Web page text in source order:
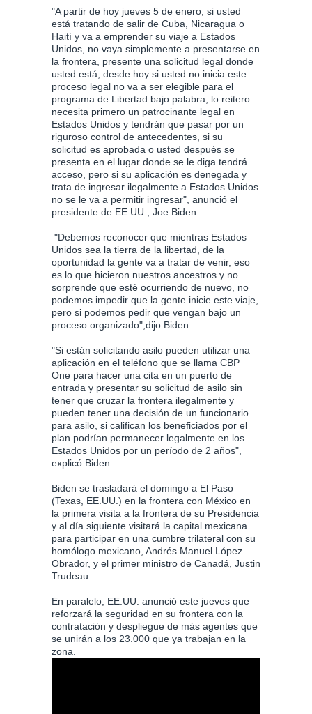
"A partir de hoy jueves 5 de enero, si usted
está tratando de salir de Cuba, Nicaragua o
Haití y va a emprender su viaje a Estados
Unidos, no vaya simplemente a presentarse en
la frontera, presente una solicitud legal donde
usted está, desde hoy si usted no inicia este
proceso legal no va a ser elegible para el
programa de Libertad bajo palabra, lo reitero
necesita primero un patrocinante legal en
Estados Unidos y tendrán que pasar por un
riguroso control de antecedentes, si su
solicitud es aprobada o usted después se
presenta en el lugar donde se le diga tendrá
acceso, pero si su aplicación es denegada y
trata de ingresar ilegalmente a Estados Unidos
no se le va a permitir ingresar", anunció el
presidente de EE.UU., Joe Biden.
"Debemos reconocer que mientras Estados
Unidos sea la tierra de la libertad, de la
oportunidad la gente va a tratar de venir, eso
es lo que hicieron nuestros ancestros y no
sorprende que esté ocurriendo de nuevo, no
podemos impedir que la gente inicie este viaje,
pero si podemos pedir que vengan bajo un
proceso organizado",dijo Biden.
"Si están solicitando asilo pueden utilizar una
aplicación en el teléfono que se llama CBP
One para hacer una cita en un puerto de
entrada y presentar su solicitud de asilo sin
tener que cruzar la frontera ilegalmente y
pueden tener una decisión de un funcionario
para asilo, si califican los beneficiados por el
plan podrían permanecer legalmente en los
Estados Unidos por un período de 2 años",
explicó Biden.
Biden se trasladará el domingo a El Paso
(Texas, EE.UU.) en la frontera con México en
la primera visita a la frontera de su Presidencia
y al día siguiente visitará la capital mexicana
para participar en una cumbre trilateral con su
homólogo mexicano, Andrés Manuel López
Obrador, y el primer ministro de Canadá, Justin
Trudeau.
En paralelo, EE.UU. anunció este jueves que
reforzará la seguridad en su frontera con la
contratación y despliegue de más agentes que
se unirán a los 23.000 que ya trabajan en la
zona.